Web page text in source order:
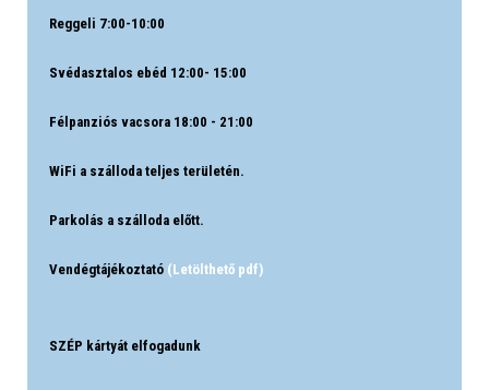
Reggeli 7:00-10:00
Svédasztalos ebéd 12:00- 15:00
Félpanziós vacsora 18:00 - 21:00
WiFi a szálloda teljes területén.
Parkolás a szálloda előtt.
Vendégtájékoztató (Letölthető pdf)
SZÉP kártyát elfogadunk